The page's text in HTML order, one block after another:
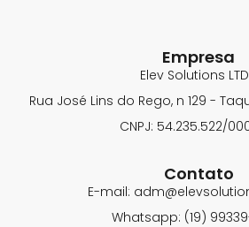
Empresa
Elev Solutions
Rua José Lins do Rego, n 129 -
CNPJ: 54.235.522/
Contato
E-mail:
Whatsapp: (19)